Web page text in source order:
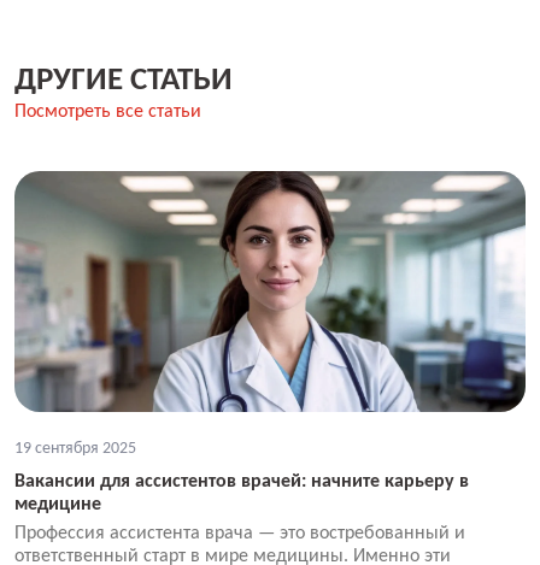
ДРУГИЕ СТАТЬИ
Посмотреть все статьи
19 сентября 2025
Вакансии для ассистентов врачей: начните карьеру в
медицине
Профессия ассистента врача — это востребованный и
ответственный старт в мире медицины. Именно эти